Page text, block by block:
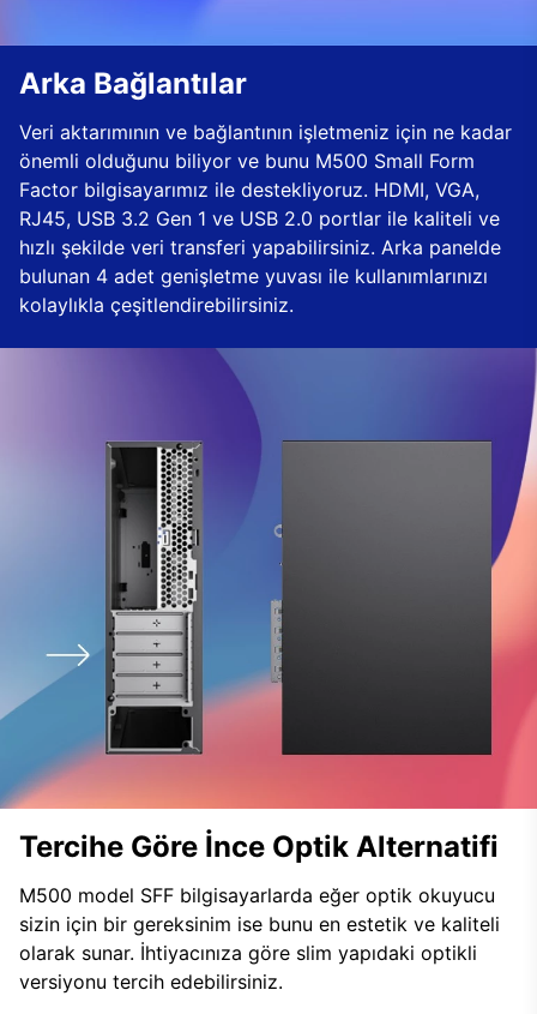
Arka Bağlantılar
Veri aktarımının ve bağlantının işletmeniz için ne kadar
önemli olduğunu biliyor ve bunu M500 Small Form
Factor bilgisayarımız ile destekliyoruz. HDMI, VGA,
RJ45, USB 3.2 Gen 1 ve USB 2.0 portlar ile kaliteli ve
hızlı şekilde veri transferi yapabilirsiniz. Arka panelde
bulunan 4 adet genişletme yuvası ile kullanımlarınızı
kolaylıkla çeşitlendirebilirsiniz.
Tercihe Göre İnce Optik Alternatifi
M500 model SFF bilgisayarlarda eğer optik okuyucu
sizin için bir gereksinim ise bunu en estetik ve kaliteli
olarak sunar. İhtiyacınıza göre slim yapıdaki optikli
versiyonu tercih edebilirsiniz.